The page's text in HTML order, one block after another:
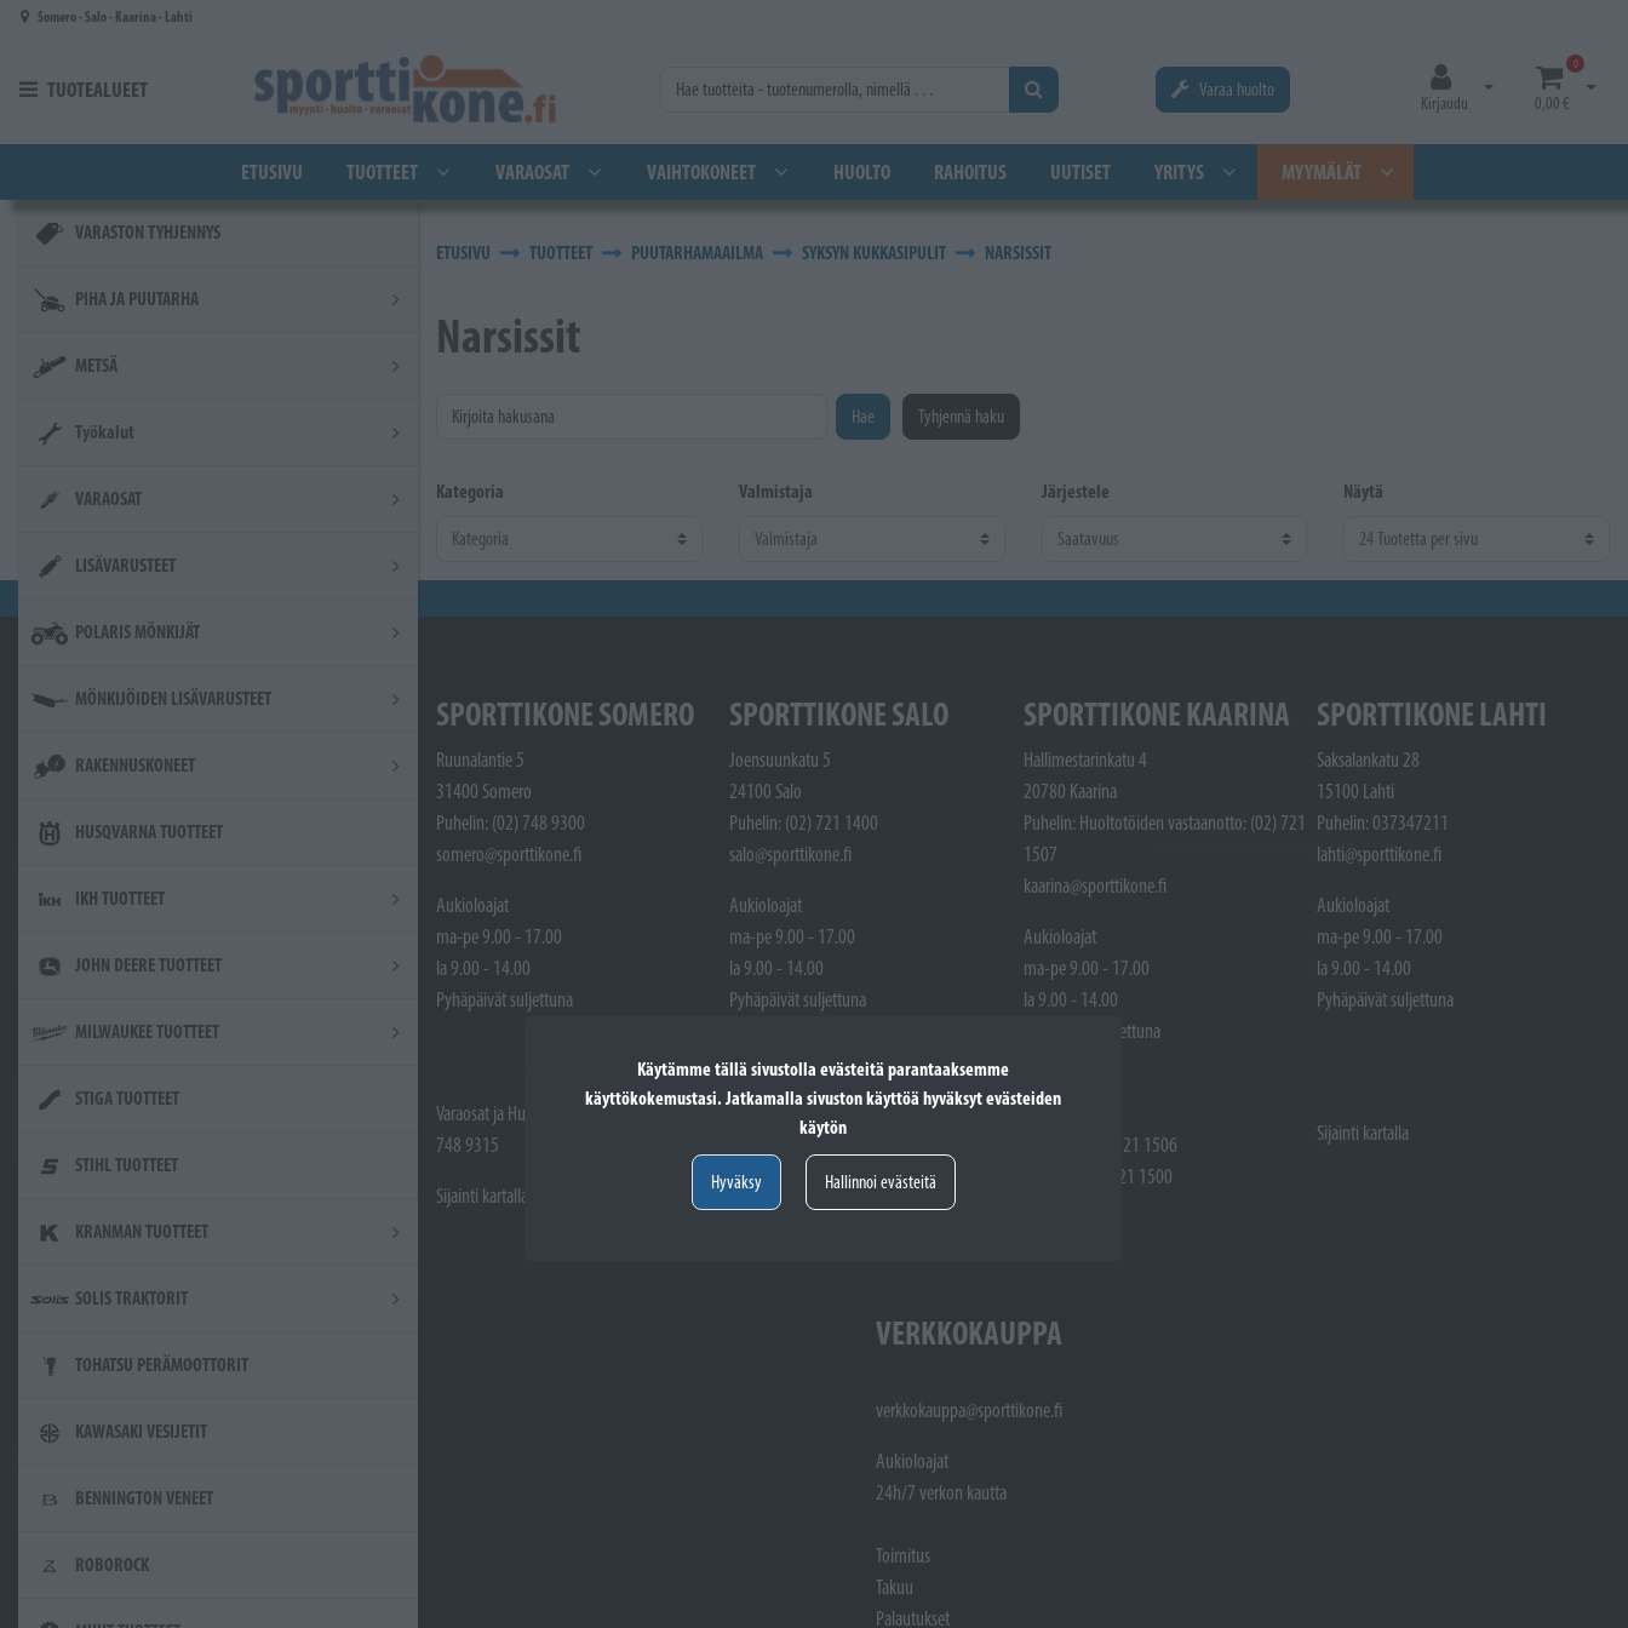
Käytämme tällä sivustolla evästeitä parantaaksemme
käyttökokemustasi. Jatkamalla sivuston käyttöä hyväksyt evästeiden
käytön
Hyväksy Hallinnoi evästeitä
Siirry pääsisältöön
Somero - Salo - Kaarina - Lahti
TUOTEALUEET Varaa huolto
Kirjaudu
Avaa kirjautuminen
0
0,00 €
Avaa
ETUSIVU TUOTTEET VARAOSAT VAIHTOKONEET HUOLTO RAHOITUS UUTISET YRITYS MYYMÄLÄT
VARASTON TYHJENNYS
PIHA JA PUUTARHA
METSÄ
Työkalut
VARAOSAT
LISÄVARUSTEET
POLARIS MÖNKIJÄT
MÖNKIJÖIDEN LISÄVARUSTEET
RAKENNUSKONEET
HUSQVARNA TUOTTEET
IKH TUOTTEET
JOHN DEERE TUOTTEET
MILWAUKEE TUOTTEET
STIGA TUOTTEET
STIHL TUOTTEET
KRANMAN TUOTTEET
SOLIS TRAKTORIT
TOHATSU PERÄMOOTTORIT
KAWASAKI VESIJETIT
BENNINGTON VENEET
ROBOROCK
ETUSIVU TUOTTEET PUUTARHAMAAILMA SYKSYN KUKKASIPULIT NARSISSIT
Narsissit
Kirjoita hakusana Hae Tyhjennä haku
Kategoria Valmistaja Järjestele Näytä
SPORTTIKONE SOMERO
Ruunalantie 5
31400 Somero
Puhelin: (02) 748 9300
somero@sporttikone.fi
Aukioloajat
ma-pe 9.00 - 17.00
la 9.00 - 14.00
Pyhäpäivät suljettuna
Varaosat ja Huoltotöiden vastaanotto: (02)
748 9315
Sijainti kartalla
SPORTTIKONE SALO
Joensuunkatu 5
24100 Salo
Puhelin: (02) 721 1400
salo@sporttikone.fi
Aukioloajat
ma-pe 9.00 - 17.00
la 9.00 - 14.00
Pyhäpäivät suljettuna
Varaosat: (02) 721 1407
Huoltotöiden vastaanotto: 02 7211405
Sijainti kartalla
SPORTTIKONE KAARINA
Hallimestarinkatu 4
20780 Kaarina
Puhelin: Huoltotöiden vastaanotto: (02) 721
1507
kaarina@sporttikone.fi
Aukioloajat
ma-pe 9.00 - 17.00
la 9.00 - 14.00
Pyhäpäivät suljettuna
Varaosat: (02) 721 1506
Myynti : (02) 721 1500
SPORTTIKONE LAHTI
Saksalankatu 28
15100 Lahti
Puhelin: 037347211
lahti@sporttikone.fi
Aukioloajat
ma-pe 9.00 - 17.00
la 9.00 - 14.00
Pyhäpäivät suljettuna
Sijainti kartalla
VERKKOKAUPPA
verkkokauppa@sporttikone.fi
Aukioloajat
24h/7 verkon kautta
Toimitus
Takuu
Palautukset